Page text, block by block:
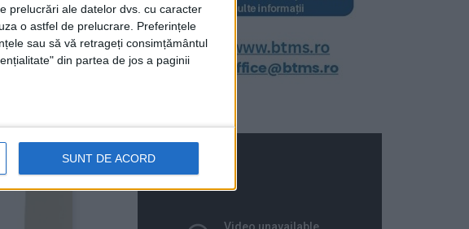
prelucrări ale datelor dvs. cu caracter
o astfel de prelucrare. Preferințele
sau să vă retrageți consimțământul
din partea de jos a paginii
SUNT DE ACORD